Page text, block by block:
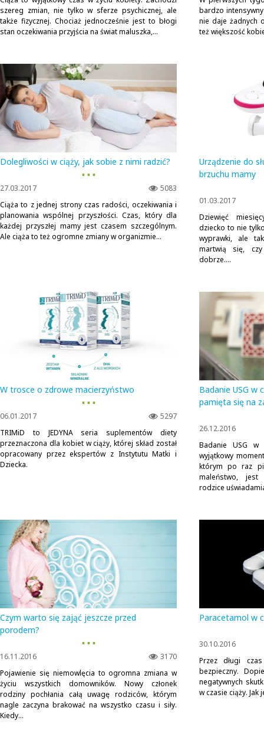
szereg zmian, nie tylko w sferze psychicznej, ale
także fizycznej. Chociaż jednocześnie jest to błogi
stan oczekiwania przyjścia na świat maluszka,...
bardzo
nie daje żadnych
też większość
Dolegliwości w ciąży, jak sobie z nimi radzić?
▪ ▪ ▪
5083
27.03.2017
Ciąża to z jednej strony czas radości, oczekiwania i
planowania wspólnej przyszłości. Czas, który dla
każdej przyszłej mamy jest czasem szczególnym.
Ale ciąża to też ogromne zmiany w organizmie...
Urządzenie do
brzuchu mamy
01.03.2017
Dziewięć
dziecko to nie
wyprawki, ale
martwią się,
dobrze....
W trosce o zdrowe macierzyństwo
▪ ▪ ▪
5297
06.01.2017
TRIMiD to JEDYNA seria suplementów diety
przeznaczona dla kobiet w ciąży, której skład został
opracowany przez ekspertów z Instytutu Matki i
Dziecka.
Badanie USG w
pamięta się na
26.12.2016
Badanie USG
wyjątkowy
którym po raz
maleństwo, jest
rodzice
Czym warto się zająć jeszcze przed
porodem?
▪ ▪ ▪
3170
16.11.2016
Pojawienie się niemowlęcia to ogromna zmiana w
życiu wszystkich domowników. Nowy członek
rodziny pochłania całą uwagę rodziców, którym
nagle zaczyna brakować na wszystko czasu i siły.
Kiedy...
Paracetamol w
30.10.2016
Przez długi
bezpieczny.
negatywnych
w czasie ciąży. Jak